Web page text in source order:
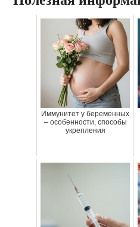
Иммунитет у беременных
– особенности, способы
укрепления